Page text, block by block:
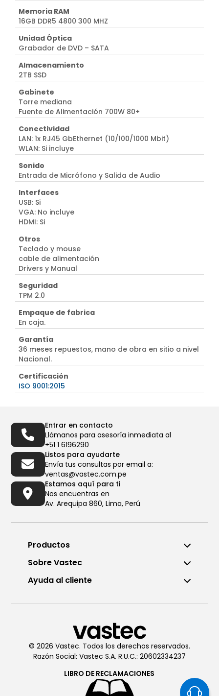
Memoria RAM
16GB DDR5 4800 300 MHZ
Unidad Óptica
Grabador de DVD – SATA
Almacenamiento
2TB SSD
Gabinete
Torre mediana
Fuente de Alimentación 700W 80+
Conectividad
LAN: 1x RJ45 GbEthernet (10/100/1000 Mbit)
WLAN: Si incluye
Sonido
Entrada de Micrófono y Salida de Audio
Interfaces
USB: Si
VGA: No incluye
HDMI: Si
Otros
Teclado y mouse
cable de alimentación
Drivers y Manual
Seguridad
TPM 2.0
Empaque de fabrica
En caja.
Garantía
36 meses repuestos, mano de obra en sitio a nivel
Nacional.
Certificación
ISO 9001:2015
De Lunes a Viernes de 8:00am
a 6:00pm
Chatea conVastec
De Lunes a Viernes de 8:00am
a 6:00pm
Entrar en contacto
Llámanos para asesoría inmediata al
+51 1 6196290
Listos para ayudarte
Envía tus consultas por email a:
ventas@vastec.com.pe
Estamos aquí para ti
Nos encuentras en
Av. Arequipa 860, Lima, Perú
Productos
Sobre Vastec
Ayuda al cliente
© 2026 Vastec. Todos los derechos reservados.
Razón Social: Vastec S.A. R.U.C.: 20602334237
LIBRO DE RECLAMACIONES